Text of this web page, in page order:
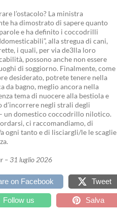
l’ostacolo? La ministra
ha dimostrato di sapere quanto
e ha definito i coccodrilli
alla stregua di cani,
i quali, per via de3lla loro
possono anche non essere
di soggiorno. Finalmente, come
desiderato, potrete tenere nella
da bagno, meglio ancora nella
tema di nuocere alla bestiola e
negli strali degli
un domestico coccodrillo nilotico.
ci raccomandiamo, di
ogni tanto e di lisciargli/le le scaglie
– 31 luglio 2026
on Facebook Tweet
Follow us Salva